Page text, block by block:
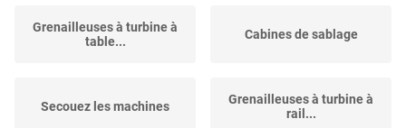
Grenailleuses à turbine à
table...
Cabines de sablage
Secouez les machines
Grenailleuses à turbine à
rail...